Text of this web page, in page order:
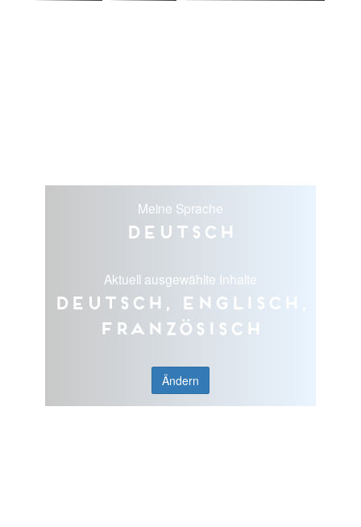
Meine Sprache
Deutsch
Aktuell ausgewählte Inhalte
Deutsch, Englisch,
Französisch
Ändern